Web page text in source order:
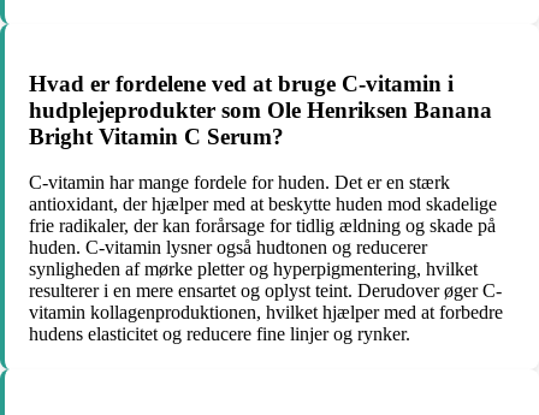
Hvad er fordelene ved at bruge C-vitamin i
hudplejeprodukter som Ole Henriksen Banana
Bright Vitamin C Serum?
C-vitamin har mange fordele for huden. Det er en stærk
antioxidant, der hjælper med at beskytte huden mod skadelige
frie radikaler, der kan forårsage for tidlig ældning og skade på
huden. C-vitamin lysner også hudtonen og reducerer
synligheden af mørke pletter og hyperpigmentering, hvilket
resulterer i en mere ensartet og oplyst teint. Derudover øger C-
vitamin kollagenproduktionen, hvilket hjælper med at forbedre
hudens elasticitet og reducere fine linjer og rynker.